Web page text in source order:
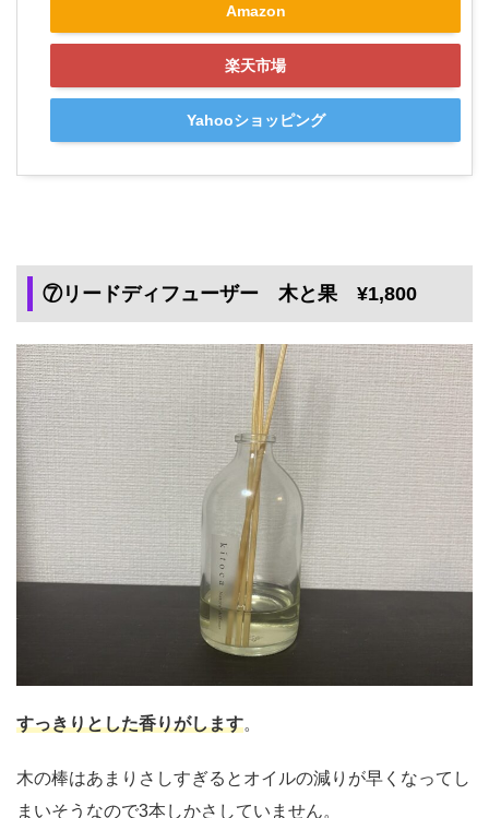
Amazon
楽天市場
Yahooショッピング
⑦リードディフューザー 木と果 ¥1,800
すっきりとした香りがします。
木の棒はあまりさしすぎるとオイルの減りが早くなってし
まいそうなので3本しかさしていません。